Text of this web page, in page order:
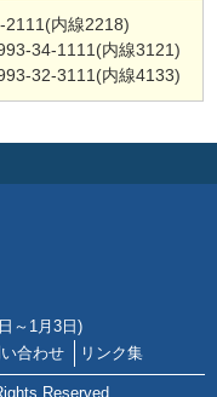
2111(内線2218)
34-1111(内線3121)
32-3111(内線4133)
～1月3日)
合わせ リンク集
Reserved.